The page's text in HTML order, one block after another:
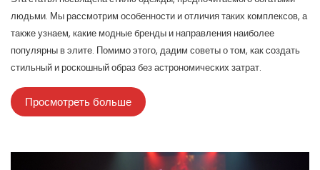
людьми. Мы рассмотрим особенности и отличия таких комплексов, а
также узнаем, какие модные бренды и направления наиболее
популярны в элите. Помимо этого, дадим советы о том, как создать
стильный и роскошный образ без астрономических затрат.
Просмотреть больше